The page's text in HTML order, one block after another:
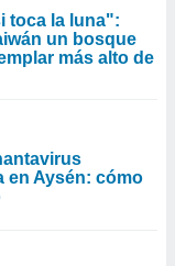
toca la luna":
un bosque
más alto de
en Aysén: cómo